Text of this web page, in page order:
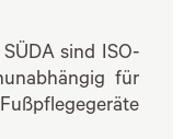
sind ISO-
für